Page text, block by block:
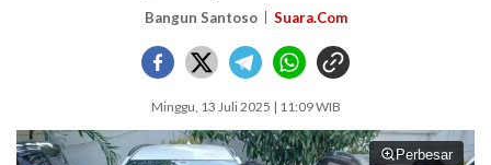
Bangun Santoso Suara.Com
Minggu, 13 Juli 2025 | 11:09 WIB
Perbesar